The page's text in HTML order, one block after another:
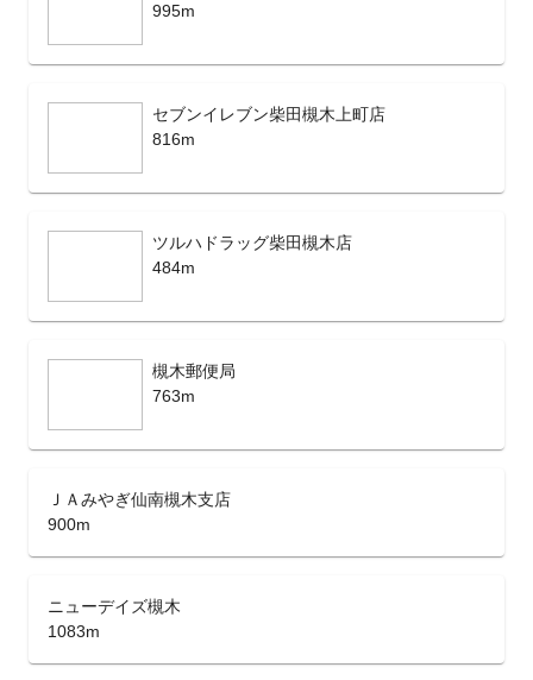
995m
セブンイレブン柴田槻木上町店
816m
ツルハドラッグ柴田槻木店
484m
槻木郵便局
763m
ＪＡみやぎ仙南槻木支店
900m
ニューデイズ槻木
1083m